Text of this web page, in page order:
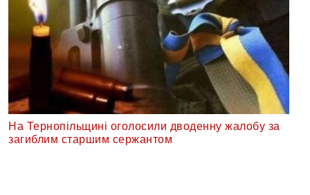
На Тернопільщині оголосили дводенну жалобу за
загиблим старшим сержантом